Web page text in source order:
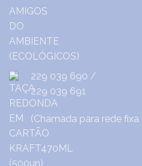
229 039 690 /
229 039 691
(Chamada para rede fixa